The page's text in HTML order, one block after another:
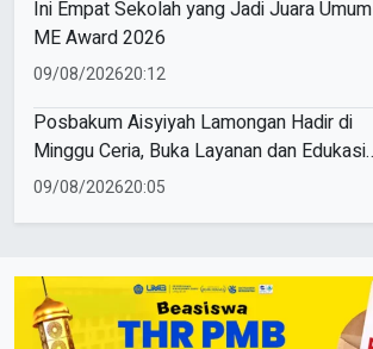
Ini Empat Sekolah yang Jadi Juara Umum
ME Award 2026
09/08/202620:12
Posbakum Aisyiyah Lamongan Hadir di
Minggu Ceria, Buka Layanan dan Edukasi
Hukum Gratis untuk Perempuan
09/08/202620:05